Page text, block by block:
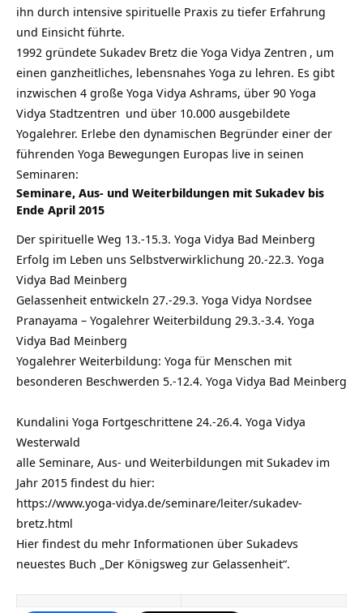
ihn durch intensive spirituelle Praxis zu tiefer Erfahrung
und Einsicht führte.
1992 gründete Sukadev Bretz die Yoga Vidya Zentren , um
einen ganzheitliches, lebensnahes Yoga zu lehren. Es gibt
inzwischen 4 große Yoga Vidya Ashrams, über 90 Yoga
Vidya Stadtzentren und über 10.000 ausgebildete
Yogalehrer. Erlebe den dynamischen Begründer einer der
führenden Yoga Bewegungen Europas live in seinen
Seminaren:
Seminare, Aus- und Weiterbildungen mit Sukadev bis
Ende April 2015
Der spirituelle Weg 13.-15.3. Yoga Vidya Bad Meinberg
Erfolg im Leben uns Selbstverwirklichung 20.-22.3. Yoga
Vidya Bad Meinberg
Gelassenheit entwickeln 27.-29.3. Yoga Vidya Nordsee
Pranayama – Yogalehrer Weiterbildung 29.3.-3.4. Yoga
Vidya Bad Meinberg
Yogalehrer Weiterbildung: Yoga für Menschen mit
besonderen Beschwerden 5.-12.4. Yoga Vidya Bad Meinberg
Kundalini Yoga Fortgeschrittene 24.-26.4. Yoga Vidya
Westerwald
alle Seminare, Aus- und Weiterbildungen mit Sukadev im
Jahr 2015 findest du hier:
https://www.yoga-vidya.de/seminare/leiter/sukadev-
bretz.html
Hier findest du mehr Informationen über Sukadevs
neuestes Buch „Der Königsweg zur Gelassenheit“.